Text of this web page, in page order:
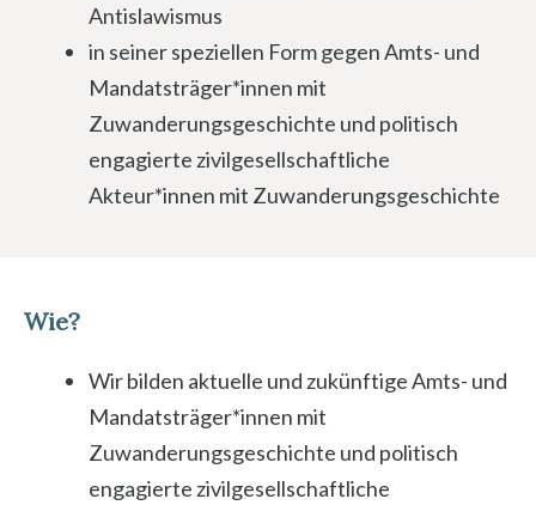
Antislawismus
in seiner speziellen Form gegen Amts- und
Mandatsträger*innen mit
Zuwanderungsgeschichte und politisch
engagierte zivilgesellschaftliche
Akteur*innen mit Zuwanderungsgeschichte
Wie?
Wir bilden aktuelle und zukünftige Amts- und
Mandatsträger*innen mit
Zuwanderungsgeschichte und politisch
engagierte zivilgesellschaftliche